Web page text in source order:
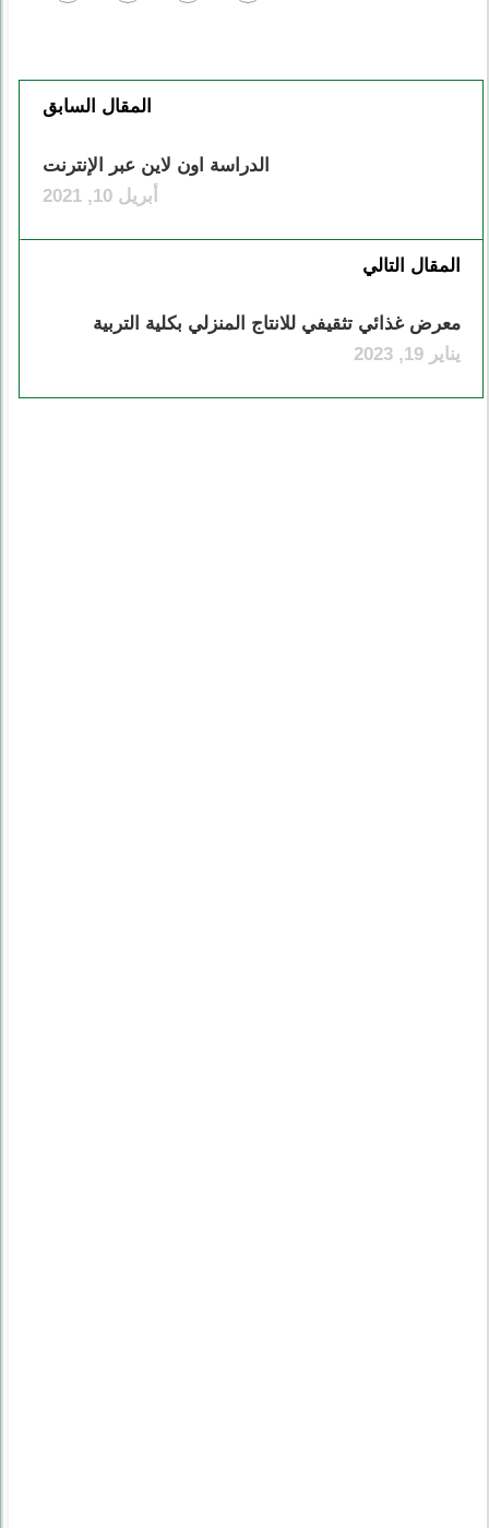
المقال السابق
الدراسة اون لاين عبر الإنترنت
أبريل 10, 2021
المقال التالي
معرض غذائي تثقيفي للانتاج المنزلي بكلية التربية
يناير 19, 2023